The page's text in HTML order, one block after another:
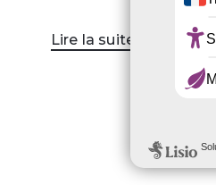
Lire la suite